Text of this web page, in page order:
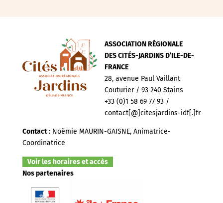
ASSOCIATION RÉGIONALE
DES CITÉS-JARDINS D’ILE-DE-
FRANCE
28, avenue Paul Vaillant
Couturier / 93 240 Stains
+33 (0)1 58 69 77 93 /
contact[@]citesjardins-idf[.]fr
Contact: Noëmie MAURIN-GAISNE, Animatrice-
Coordinatrice
Voir les horaires et accès
Nos partenaires